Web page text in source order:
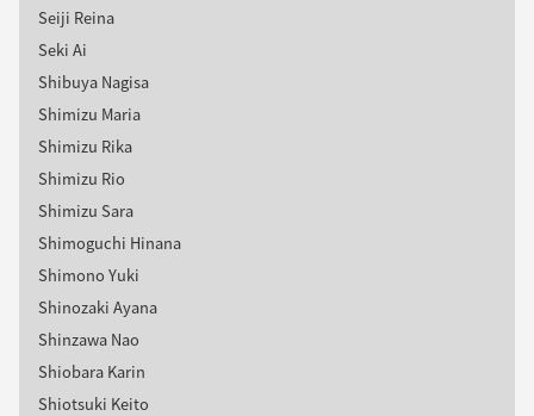
Seiji Reina
Seki Ai
Shibuya Nagisa
Shimizu Maria
Shimizu Rika
Shimizu Rio
Shimizu Sara
Shimoguchi Hinana
Shimono Yuki
Shinozaki Ayana
Shinzawa Nao
Shiobara Karin
Shiotsuki Keito